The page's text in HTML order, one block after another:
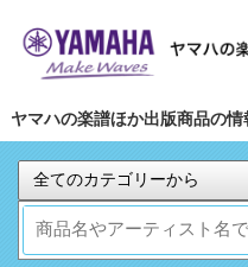
ヤマハの楽譜ほか出版商品の情